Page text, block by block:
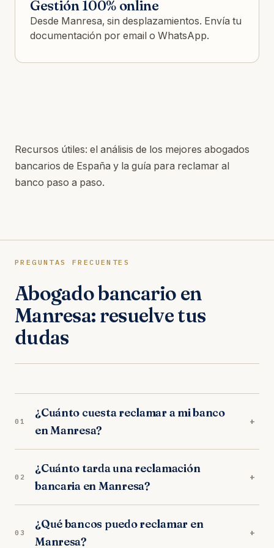
Gestión 100% online
Desde Manresa, sin desplazamientos. Envía tu
documentación por email o WhatsApp.
Recursos útiles: el análisis de los mejores abogados
bancarios de España y la guía para reclamar al
banco paso a paso.
PREGUNTAS FRECUENTES
Abogado bancario en
Manresa: resuelve tus
dudas
01
¿Cuánto cuesta reclamar a mi banco
en Manresa?
+
Manresa trabajan exclusivamente a éxito:
trabajamos orientados a resultados. Sin
provisión de fondos, sin cuotas mensuales.
02
¿Cuánto tarda una reclamación
bancaria en Manresa?
+
juzgados de Manresa, los procedimientos duran
entre 10-14 meses. Muchos bancos negocian
03
¿Qué bancos puedo reclamar en
Manresa?
+